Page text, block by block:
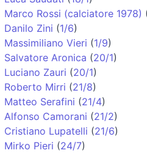
Marco Rossi (calciatore 1978)
Danilo Zini (1/6)
Massimiliano Vieri (1/9)
Salvatore Aronica (20/1)
Luciano Zauri (20/1)
Roberto Mirri (21/8)
Matteo Serafini (21/4)
Alfonso Camorani (21/2)
Cristiano Lupatelli (21/6)
Mirko Pieri (24/7)